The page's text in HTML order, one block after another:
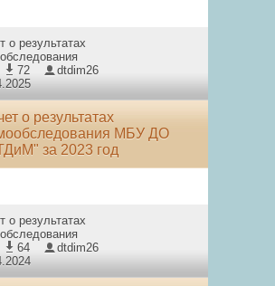
о результатах
72
dtdim26
о результатах
МБУ ДО
за 2023 год
о результатах
64
dtdim26